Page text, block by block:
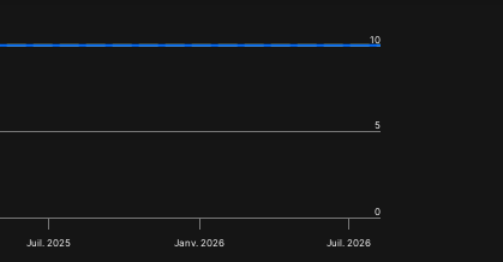
Juil. 2025 Janv. 2026 Juil. 2026
0
5
10